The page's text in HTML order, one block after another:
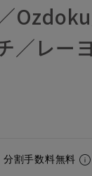
／レー
分割手数料無料